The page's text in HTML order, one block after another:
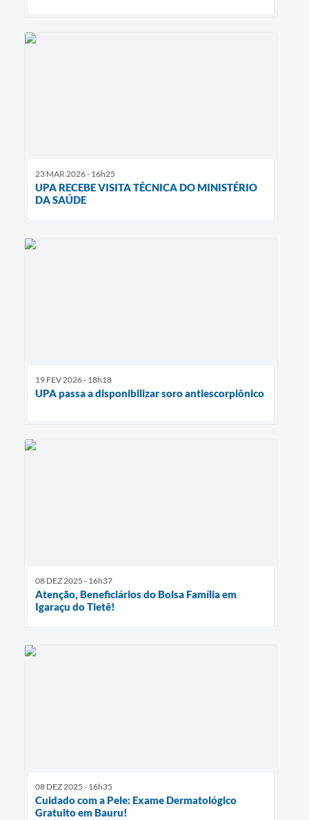
23 MAR 2026 - 16h25
UPA RECEBE VISITA TÉCNICA DO MINISTÉRIO
DA SAÚDE
19 FEV 2026 - 18h18
UPA passa a disponibilizar soro antiescorpiônico
08 DEZ 2025 - 16h37
Atenção, Beneficiários do Bolsa Família em
Igaraçu do Tietê!
08 DEZ 2025 - 16h35
Cuidado com a Pele: Exame Dermatológico
Gratuito em Bauru!